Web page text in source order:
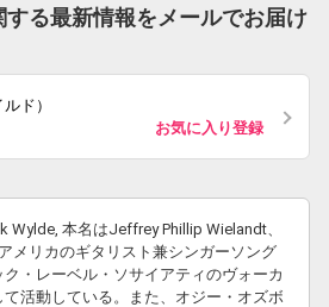
する最新情報をメールでお届け
ド）
お気に入り登録
Wylde, 本名はJeffrey Phillip Wielandt、
メリカのギタリスト兼シンガーソング
・レーベル・ソサイアティのヴォーカ
活動している。また、オジー・オズボ